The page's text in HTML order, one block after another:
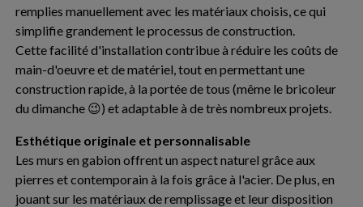
remplies manuellement avec les matériaux choisis, ce qui
simplifie grandement le processus de construction.
Cette facilité d'installation contribue à réduire les coûts de
main-d'oeuvre et de matériel, tout en permettant une
construction rapide, à la portée de tous (même le bricoleur
du dimanche 😉) et adaptable à de très nombreux projets.
Esthétique originale et personnalisable
Les murs en gabion offrent un aspect naturel grâce aux
pierres et contemporain à la fois grâce à l'acier. De plus, en
jouant sur les matériaux de remplissage et leur disposition